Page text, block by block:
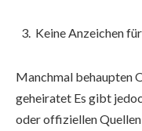
Keine Anzeichen
Manchmal behaupten
geheiratet Es gibt
oder offiziellen